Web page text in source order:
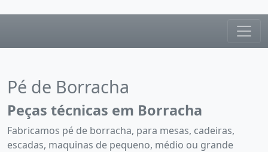
Pé de Borracha
Peças técnicas em Borracha
Fabricamos pé de borracha, para mesas, cadeiras,
escadas, maquinas de pequeno, médio ou grande